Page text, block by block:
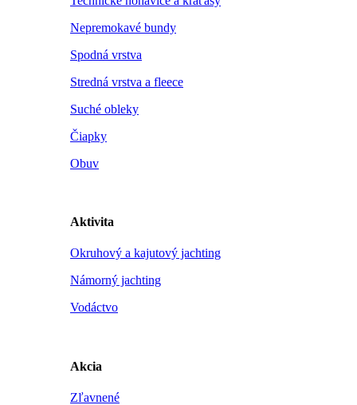
Nepremokavé bundy
Spodná vrstva
Stredná vrstva a fleece
Suché obleky
Čiapky
Obuv
Aktivita
Okruhový a kajutový jachting
Námorný jachting
Vodáctvo
Akcia
Zľavnené